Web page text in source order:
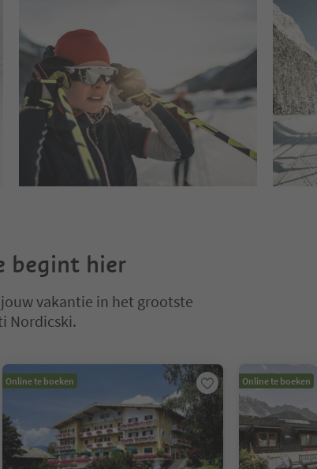
begint hier
vakantie in het grootste
Nordicski.
Online te boeken Online te boeken